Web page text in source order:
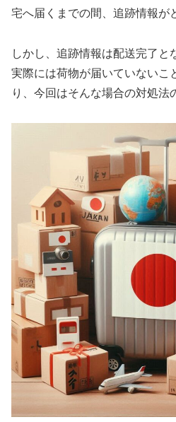
宅へ届くまでの間、追跡情報が
しかし、追跡情報は配送完了と
実際には荷物が届いていないこ
り、今回はそんな場合の対処法